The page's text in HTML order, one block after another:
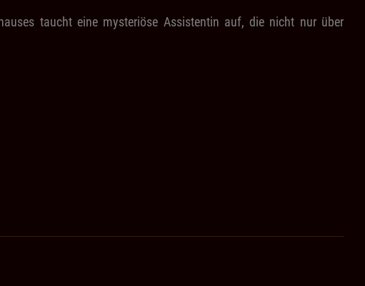
taucht eine mysteriöse Assistentin auf, die nicht nur über